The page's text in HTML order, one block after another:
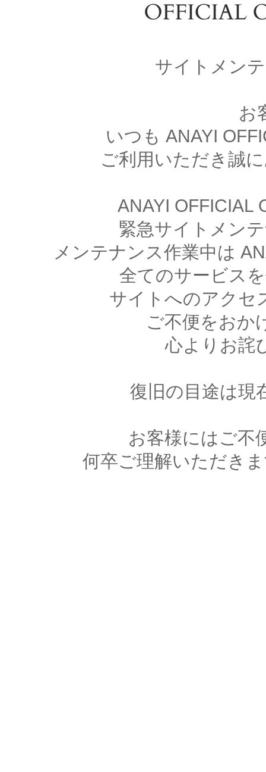
サイトメン
お
いつも ANAYI
ご利用いただき誠
ANAYI OFFICIAL
緊急サイトメン
メンテナンス作業中は
全てのサービス
サイトへのアクセ
ご不便をおか
心よりお詫
復旧の目途は現
お客様にはご不
何卒ご理解いただき